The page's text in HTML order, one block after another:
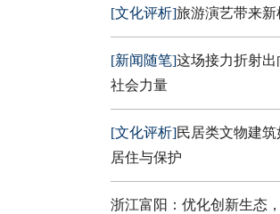
[文化评析]旅游演艺带来新
[新闻随笔]这场接力折射出
社会力量
[文化评析]民居类文物建
居住与保护
浙江富阳：优化创新生态